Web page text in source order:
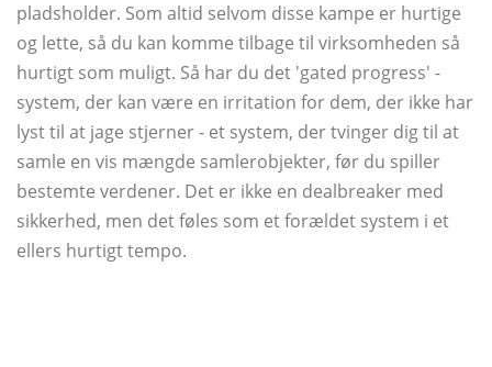
pladsholder. Som altid selvom disse kampe er hurtige
og lette, så du kan komme tilbage til virksomheden så
hurtigt som muligt. Så har du det 'gated progress' -
system, der kan være en irritation for dem, der ikke har
lyst til at jage stjerner - et system, der tvinger dig til at
samle en vis mængde samlerobjekter, før du spiller
bestemte verdener. Det er ikke en dealbreaker med
sikkerhed, men det føles som et forældet system i et
ellers hurtigt tempo.